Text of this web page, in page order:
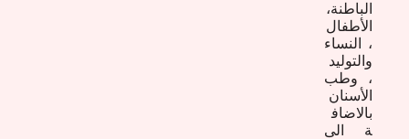
الباطنة،
الأطفال
، النساء
والتوليد
، وطب
الأسنان
بالاضاف
ة الى